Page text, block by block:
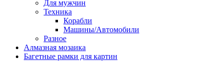
Для мужчин
Техника
Корабли
Машины/Автомобили
Разное
Алмазная мозаика
Багетные рамки для картин